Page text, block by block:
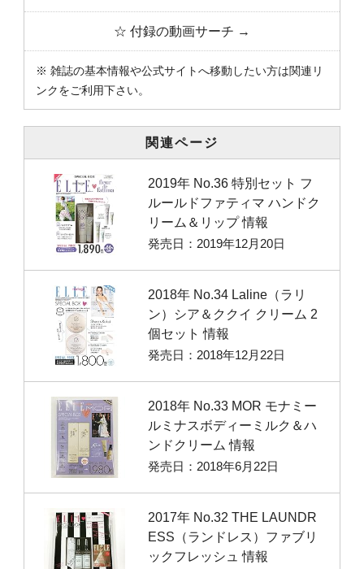
☆ 付録の動画サーチ →
※ 雑誌の基本情報や公式サイトへ移動したい方は関連リ
ンクをご利用下さい。
関連ページ
2019年 No.36 特別セット フ
ルールドファティマ ハンドク
リーム＆リップ 情報
発売日：2019年12月20日
2018年 No.34 Laline（ラリ
ン）シア＆ククイ クリーム 2
個セット 情報
発売日：2018年12月22日
2018年 No.33 MOR モナミー
ルミナスボディーミルク＆ハ
ンドクリーム 情報
発売日：2018年6月22日
2017年 No.32 THE LAUNDR
ESS（ランドレス）ファブリ
ックフレッシュ 情報